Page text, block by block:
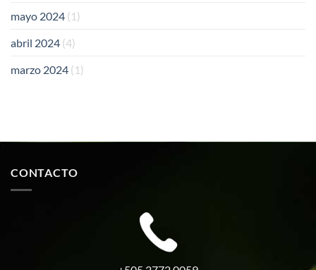
mayo 2024 (1)
abril 2024 (4)
marzo 2024 (1)
CONTACTO